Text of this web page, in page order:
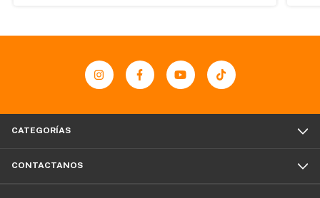
CATEGORÍAS
CONTACTANOS